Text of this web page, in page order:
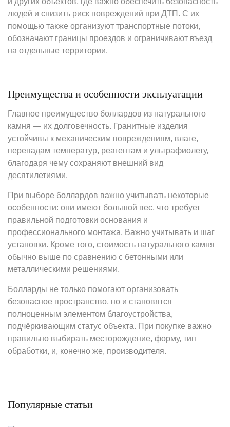
людей и снизить риск повреждений при ДТП. С их
помощью также организуют транспортные потоки,
обозначают границы проездов и ограничивают въезд
на отдельные территории.
Преимущества и особенности эксплуатации
Главное преимущество боллардов из натурального
камня — их долговечность. Гранитные изделия
устойчивы к механическим повреждениям, влаге,
перепадам температур, реагентам и ультрафиолету,
благодаря чему сохраняют внешний вид
десятилетиями.
При выборе боллардов важно учитывать некоторые
особенности: они имеют большой вес, что требует
правильной подготовки основания и
профессионального монтажа. Важно учитывать и шаг
установки. Кроме того, стоимость натурального камня
обычно выше по сравнению с бетонными или
металлическими решениями.
Болларды не только помогают организовать
безопасное пространство, но и становятся
полноценным элементом благоустройства,
подчёркивающим статус объекта. При покупке важно
правильно выбирать месторождение, форму, тип
обработки, и, конечно же, производителя.
Популярные статьи